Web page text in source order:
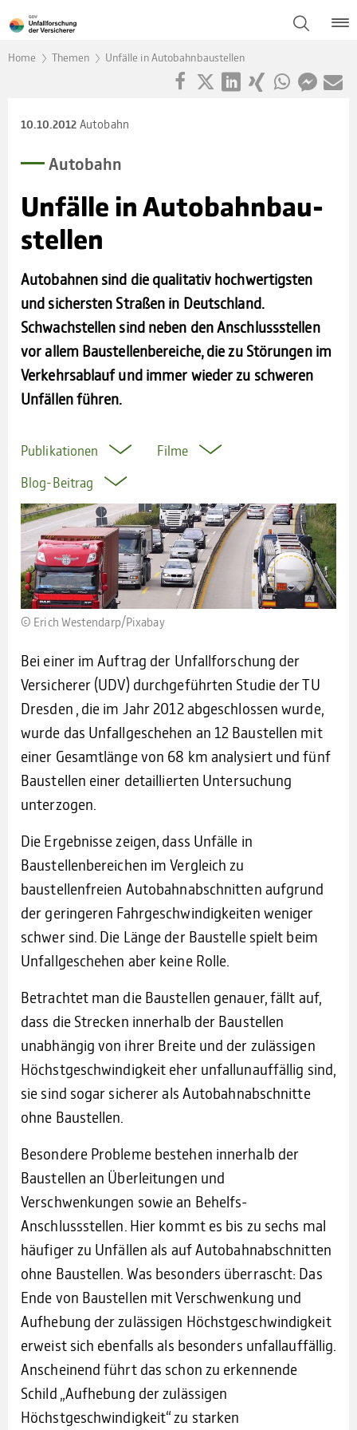
Home Themen Unfälle in Autobahnbaustellen
10.10.2012 Autobahn
Auto­bahn
Unfälle in Auto­bahn­bau­
stel­len
Autobahnen sind die qualitativ hochwertigsten
und sichersten Straßen in Deutschland.
Schwachstellen sind neben den Anschlussstellen
vor allem Baustellenbereiche, die zu Störungen im
Verkehrsablauf und immer wieder zu schweren
Unfällen führen.
Publikationen
Filme
Blog-Beitrag
© Erich Westen­darp/Pixa­bay
Bei einer im Auftrag der Unfallforschung der
Versicherer (UDV) durchgeführten Studie der TU
Dresden , die im Jahr 2012 abgeschlossen wurde,
wurde das Unfallgeschehen an 12 Baustellen mit
einer Gesamtlänge von 68 km analysiert und fünf
Baustellen einer detaillierten Untersuchung
unterzogen.
Die Ergebnisse zeigen, dass Unfälle in
Baustellenbereichen im Vergleich zu
baustellenfreien Autobahnabschnitten aufgrund
der geringeren Fahrgeschwindigkeiten weniger
schwer sind. Die Länge der Baustelle spielt beim
Unfallgeschehen aber keine Rolle.
Betrachtet man die Baustellen genauer, fällt auf,
dass die Strecken innerhalb der Baustellen
unabhängig von ihrer Breite und der zulässigen
Höchstgeschwindigkeit eher unfallunauffällig sind,
sie sind sogar sicherer als Autobahnabschnitte
ohne Baustellen.
Besondere Probleme bestehen innerhalb der
Baustellen an Überleitungen und
Verschwenkungen sowie an Behelfs-
Anschlussstellen. Hier kommt es bis zu sechs mal
häufiger zu Unfällen als auf Autobahnabschnitten
ohne Baustellen. Was besonders überrascht: Das
Ende von Baustellen mit Verschwenkung und
Aufhebung der zulässigen Höchstgeschwindigkeit
erweist sich ebenfalls als besonders unfallauffällig.
Anscheinend führt das schon zu erkennende
Schild „Aufhebung der zulässigen
Höchstgeschwindigkeit“ zu starken